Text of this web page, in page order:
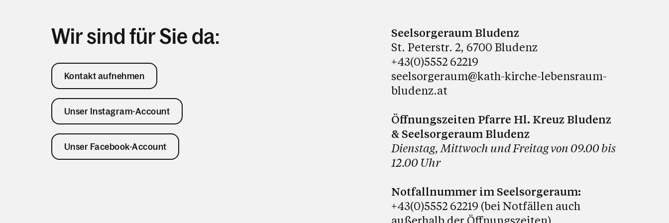
Wir sind für Sie da:
Kontakt aufnehmen
Unser Instagram-Account
Unser Facebook-Account
Seelsorgeraum Bludenz
St. Peterstr. 2, 6700 Bludenz
+43(0)5552 62219
seelsorgeraum@kath-kirche-lebensraum-
bludenz.at
Öffnungszeiten Pfarre Hl. Kreuz Bludenz
& Seelsorgeraum Bludenz
Dienstag, Mittwoch und Freitag von 09.00 bis
12.00 Uhr
Notfallnummer im Seelsorgeraum:
+43(0)5552 62219 (bei Notfällen auch